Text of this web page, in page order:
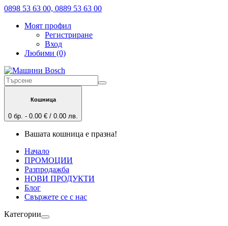
0898 53 63 00, 0889 53 63 00
Моят профил
Регистриране
Вход
Любими (0)
Кошница
0 бр. - 0.00 € / 0.00 лв.
Вашата кошница е празна!
Начало
ПРОМОЦИИ
Разпродажба
НОВИ ПРОДУКТИ
Блог
Свържете се с нас
Категории